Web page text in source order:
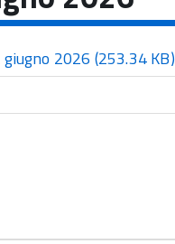
2026 (253.34 KB)